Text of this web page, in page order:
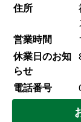
住所
営業時間
休業日のお知
らせ
電話番号